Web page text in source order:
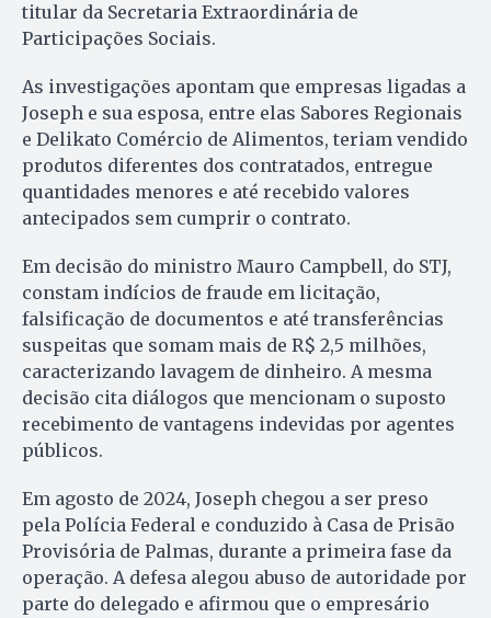
titular da Secretaria Extraordinária de
Participações Sociais.
As investigações apontam que empresas ligadas a
Joseph e sua esposa, entre elas Sabores Regionais
e Delikato Comércio de Alimentos, teriam vendido
produtos diferentes dos contratados, entregue
quantidades menores e até recebido valores
antecipados sem cumprir o contrato.
Em decisão do ministro Mauro Campbell, do STJ,
constam indícios de fraude em licitação,
falsificação de documentos e até transferências
suspeitas que somam mais de R$ 2,5 milhões,
caracterizando lavagem de dinheiro. A mesma
decisão cita diálogos que mencionam o suposto
recebimento de vantagens indevidas por agentes
públicos.
Em agosto de 2024, Joseph chegou a ser preso
pela Polícia Federal e conduzido à Casa de Prisão
Provisória de Palmas, durante a primeira fase da
operação. A defesa alegou abuso de autoridade por
parte do delegado e afirmou que o empresário